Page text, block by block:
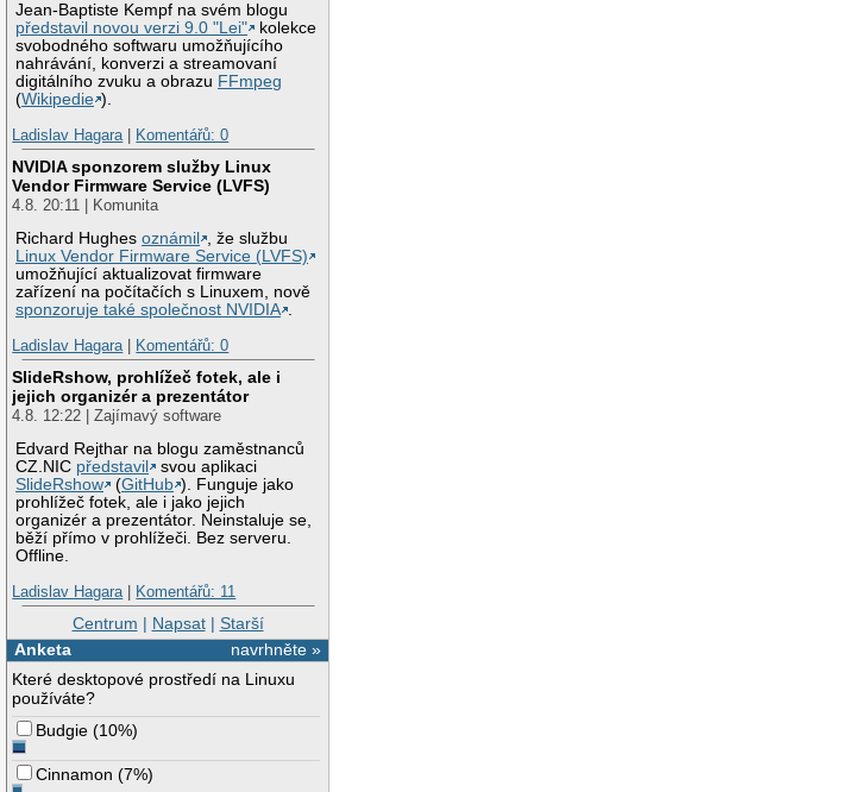
Jean-Baptiste Kempf na svém blogu
představil novou verzi 9.0 "Lei"
kolekce
svobodného softwaru umožňujícího
nahrávání, konverzi a streamovaní
digitálního zvuku a obrazu FFmpeg
(Wikipedie ).
Ladislav Hagara| Komentářů: 0
NVIDIA sponzorem služby Linux
Vendor Firmware Service (LVFS)
4.8. 20:11 | Komunita
Richard Hughesoznámil
, že službu
Linux Vendor Firmware Service (LVFS)
umožňující aktualizovat firmware
zařízení na počítačích s Linuxem, nově
sponzoruje také společnost NVIDIA .
Ladislav Hagara| Komentářů: 0
SlideRshow, prohlížeč fotek, ale i
jejich organizér a prezentátor
4.8. 12:22 | Zajímavý software
Edvard Rejthar na blogu zaměstnanců
CZ.NIC představil
svou aplikaci
SlideRshow
(GitHub ). Funguje jako
prohlížeč fotek, ale i jako jejich
organizér a prezentátor. Neinstaluje se,
běží přímo v prohlížeči. Bez serveru.
Offline.
Ladislav Hagara| Komentářů: 11
Centrum | Napsat| Starší
navrhněte »
Anketa
Které desktopové prostředí na Linuxu
používáte?
Budgie (10%)
Cinnamon (7%)